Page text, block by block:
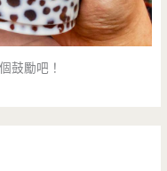
鼓勵吧！